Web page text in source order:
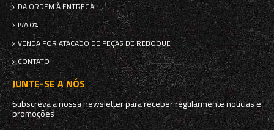
DA ORDEM À ENTREGA
IVA 0%
VENDA POR ATACADO DE PEÇAS DE REBOQUE
CONTATO
JUNTE-SE A NÓS
Subscreva a nossa newsletter para receber regularmente notícias e
promoções